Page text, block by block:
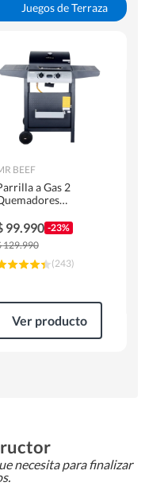
Juegos de Terraza
BEEF
a Gas 2
99.990 -23%
129.990
(243)
Ver producto
necesita para finalizar